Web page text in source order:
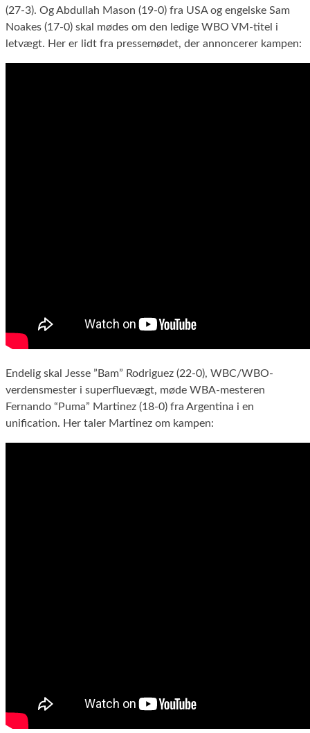
(27-3). Og Abdullah Mason (19-0) fra USA og engelske Sam
Noakes (17-0) skal mødes om den ledige WBO VM-titel i
letvægt. Her er lidt fra pressemødet, der annoncerer kampen:
Endelig skal Jesse ”Bam” Rodriguez (22-0), WBC/WBO-
verdensmester i superfluevægt, møde WBA-mesteren
Fernando “Puma” Martinez (18-0) fra Argentina i en
unification. Her taler Martinez om kampen: